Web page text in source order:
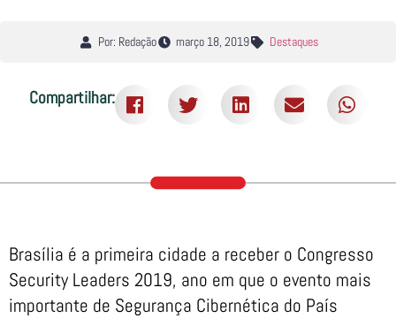
Por: Redação março 18, 2019 Destaques
Compartilhar:
Brasília é a primeira cidade a receber o Congresso
Security Leaders 2019, ano em que o evento mais
importante de Segurança Cibernética do País